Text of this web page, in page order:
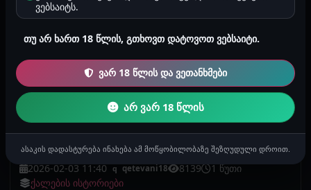
უკავშირდებოდეს რეალურ პირებს, რეალურ
დამთხვევა არის შემთხვევითი.
ყურადღება! გაიგე, რატომ არის ეს მნიშვნელოვანი
სექს ისტორიების კოპირება ან საჯარო სივრცეში
განთავსება, მაგალითად Facebook, TikTok, Instagram
ან სხვა პლატფორმებზე, აკრძალულია!
2026-02-03 11:40 q qetevani18 8139
1 წუთი
ქალების ისტორიები
ვებსაიტს.
თუ არ ხართ 18 წლის, გთხოვთ დატოვოთ ვებსაიტი.
ვარ 18 წლის და ვეთანხმები
არ ვარ 18 წლის
ასაკის დადასტურება ინახება ამ მოწყობილობაზე შეზღუდული დროით.